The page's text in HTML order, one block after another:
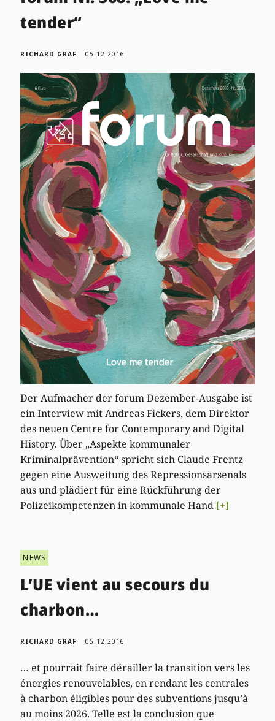
tender“
RICHARD GRAF 05.12.2016
Der Aufmacher der forum Dezember-Ausgabe ist
ein Interview mit Andreas Fickers, dem Direktor
des neuen Centre for Contemporary and Digital
History. Über „Aspekte kommunaler
Kriminalprävention“ spricht sich Claude Frentz
gegen eine Ausweitung des Repressionsarsenals
aus und plädiert für eine Rückführung der
Polizeikompetenzen in kommunale Hand [+]
NEWS
L’UE vient au secours du
charbon…
RICHARD GRAF 05.12.2016
… et pourrait faire dérailler la transition vers les
énergies renouvelables, en rendant les centrales
à charbon éligibles pour des subventions jusqu’à
au moins 2026. Telle est la conclusion que